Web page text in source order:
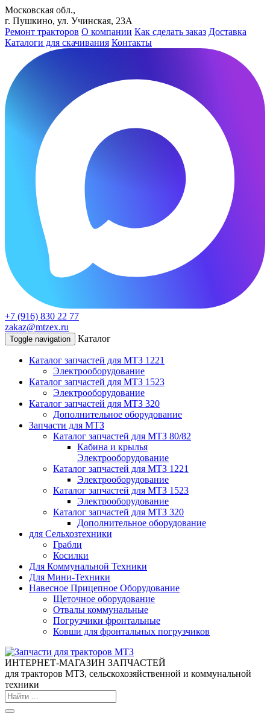
Московская обл.,
г. Пушкино, ул. Учинская, 23А
Ремонт тракторов О компании Как сделать заказ Доставка
Каталоги для скачивания Контакты
+7 (916) 830 22 77
zakaz@mtzex.ru
Toggle navigation Каталог
Каталог запчастей для МТЗ 1221
Электрооборудование
Каталог запчастей для МТЗ 1523
Электрооборудование
Каталог запчастей для МТЗ 320
Дополнительное оборудование
Запчасти для МТЗ
Каталог запчастей для МТЗ 80/82
Кабина и крылья
Электрооборудование
Каталог запчастей для МТЗ 1221
Электрооборудование
Каталог запчастей для МТЗ 1523
Электрооборудование
Каталог запчастей для МТЗ 320
Дополнительное оборудование
для Сельхозтехники
Грабли
Косилки
Для Коммунальной Техники
Для Мини-Техники
Навесное Прицепное Оборудование
Щеточное оборудование
Отвалы коммунальные
Погрузчики фронтальные
Ковши для фронтальных погрузчиков
ИНТЕРНЕТ-МАГАЗИН ЗАПЧАСТЕЙ
для тракторов МТЗ, сельскохозяйственной и коммунальной
техники